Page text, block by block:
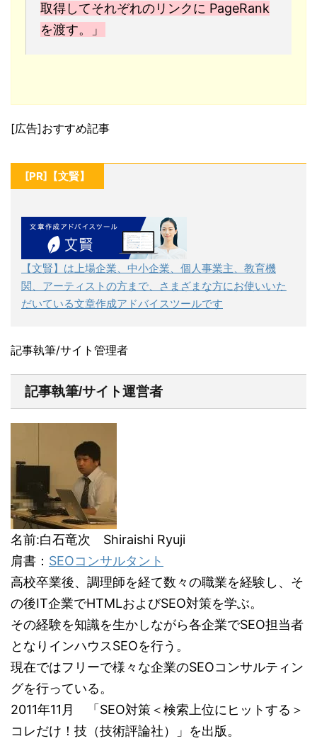
取得してそれぞれのリンクに PageRank
を渡す。」
[広告]おすすめ記事
[PR]【文賢】
【文賢】は上場企業、中小企業、個人事業主、教育機
関、アーティストの方まで、さまざまな方にお使いいた
だいている文章作成アドバイスツールです
記事執筆/サイト管理者
記事執筆/サイト運営者
名前:白石竜次 Shiraishi Ryuji
肩書： SEOコンサルタント
高校卒業後、調理師を経て数々の職業を経験し、そ
の後IT企業でHTMLおよびSEO対策を学ぶ。
その経験を知識を生かしながら各企業でSEO担当者
となりインハウスSEOを行う。
現在ではフリーで様々な企業のSEOコンサルティン
グを行っている。
2011年11月 「SEO対策＜検索上位にヒットする＞
コレだけ！技（技術評論社）」を出版。